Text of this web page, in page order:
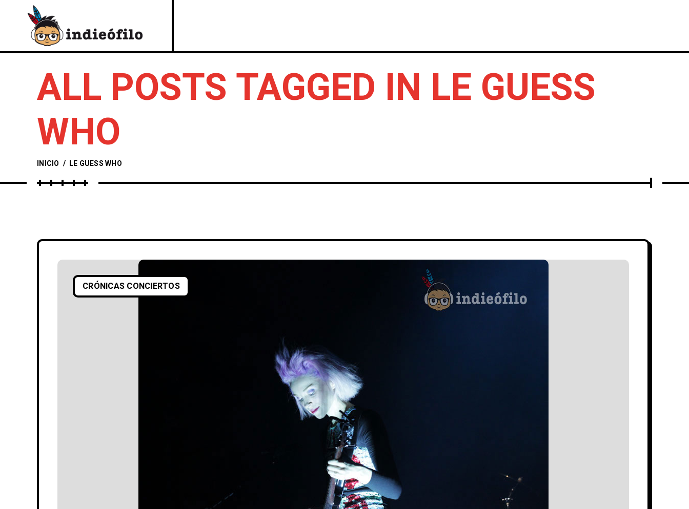
ALL POSTS TAGGED IN LE GUESS
WHO
INICIO / LE GUESS WHO
CRÓNICAS CONCIERTOS